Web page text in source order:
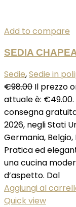
Add to compare
SEDIA
Sedie,Sedie in
€98.00 Il prezzo
attuale è: €49.00.
consegna
2026, negli Stati
Germania,
Pratica ed
una cucina
d’aspetto. Dal
Aggiungi al
Quick view